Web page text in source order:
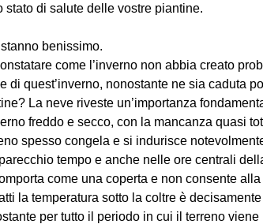
stato di salute delle vostre piantine.
benissimo.
come l’inverno non abbia creato
di quest’inverno, nonostante ne sia caduta
La neve riveste un’importanza
freddo e secco, con la mancanza quasi
spesso congela e si indurisce
tempo e anche nelle ore centrali
come una coperta e non consente
la temperatura sotto la coltre è
per tutto il periodo in cui il terreno viene